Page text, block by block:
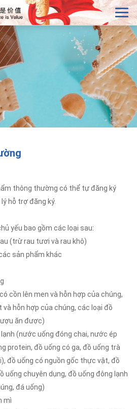
thông thường có thể tự đăng ký
hỗ trợ đăng ký.
yếu bao gồm các loại sau:
(trừ rau tươi và rau khô)
sản phẩm khác
cồn lên men và hỗn hợp của chúng,
hỗn hợp của chúng, các loại đồ
ăn được)
(nước uống đóng chai, nước ép
protein, đồ uống có ga, đồ uống trà
đồ uống có nguồn gốc thực vật, đồ
uống chuyên dụng, đồ uống đông lạnh
đá uống)
mì